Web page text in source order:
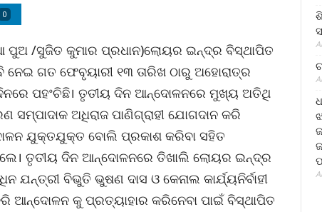
0
ପୁଅ /ସୁଜିତ କୁମାର ପ୍ରଧାନ)ଲୋୟର ଇନ୍ଦ୍ର ବିସ୍ଥାପିତ
ନେଇ ଗତ ଫେବୃୟାରୀ ୧୩ ତାରିଖ ଠାରୁ ଅହୋରାତ୍ର
ପହଂଚିଛି। ତୃତୀୟ ଦିନ ଆନ୍ଦୋଳନରେ ମୁଖ୍ୟ ଅତିଥି
ସମ୍ପାଦାକ ଅଧିରାଜ ପାଣିଗ୍ରାହୀ ଯୋଗଦାନ କରି
ଯୁକ୍ତଯୁକ୍ତ ବୋଲି ପ୍ରକାଶ କରିବା ସହିତ
ତୃତୀୟ ଦିନ ଆନ୍ଦୋଳନରେ ତିଖାଲି ଲୋୟର ଇନ୍ଦ୍ର
ଯନ୍ତ୍ରୀ ବିଭୁତି ଭୁଷଣ ଦାସ ଓ କେନାଲ କାର୍ଯ୍ୟନିର୍ବାହୀ
ଆନ୍ଦୋଳନ କୁ ପ୍ରତ୍ୟାହାର କରିନେବା ପାଇଁ ବିସ୍ଥାପିତ